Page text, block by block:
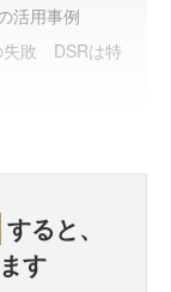
活用事例
失敗 DSRは特
すると、
す